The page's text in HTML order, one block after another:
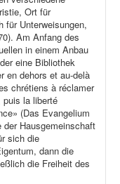
Ort für
für Unterweisungen,
Am Anfang des
in einem Anbau
eine Bibliothek
en dehors et au-delà
chrétiens à réclamer
puis la liberté
(Das Evangelium
Hausgemeinschaft
sich die
dann die
die Freiheit des